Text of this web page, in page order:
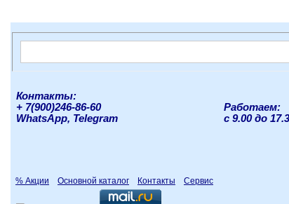
Контакты:
+ 7(900)246-86-60
WhatsApp, Telegram
Работаем:
с 9.00 до
% Акции Основной каталог Контакты Сервис